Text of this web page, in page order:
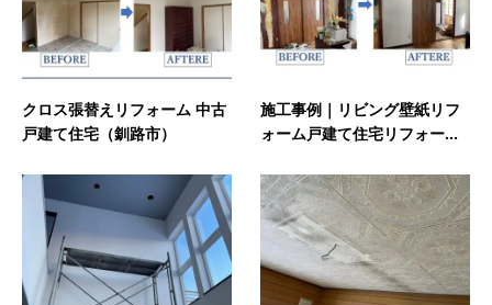
クロス張替えリフォーム 中古
戸建て住宅（釧路市）
施工事例｜リビング壁紙リフ
ォーム戸建て住宅リフォー...